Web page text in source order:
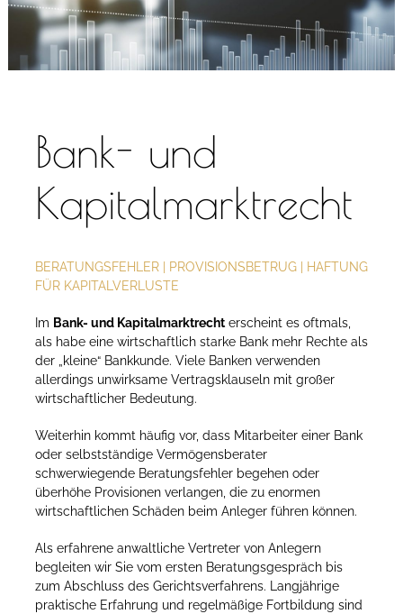
Bank- und
Kapitalmarktrecht
BERATUNGSFEHLER | PROVISIONSBETRUG | HAFTUNG
FÜR KAPITALVERLUSTE
Im Bank- und Kapitalmarktrechterscheint es oftmals,
als habe eine wirtschaftlich starke Bank mehr Rechte als
der „kleine“ Bankkunde. Viele Banken verwenden
allerdings unwirksame Vertragsklauseln mit großer
wirtschaftlicher Bedeutung.
Weiterhin kommt häufig vor, dass Mitarbeiter einer Bank
oder selbstständige Vermögensberater
schwerwiegende Beratungsfehler begehen oder
überhöhe Provisionen verlangen, die zu enormen
wirtschaftlichen Schäden beim Anleger führen können.
Als erfahrene anwaltliche Vertreter von Anlegern
begleiten wir Sie vom ersten Beratungsgespräch bis
zum Abschluss des Gerichtsverfahrens. Langjährige
praktische Erfahrung und regelmäßige Fortbildung sind